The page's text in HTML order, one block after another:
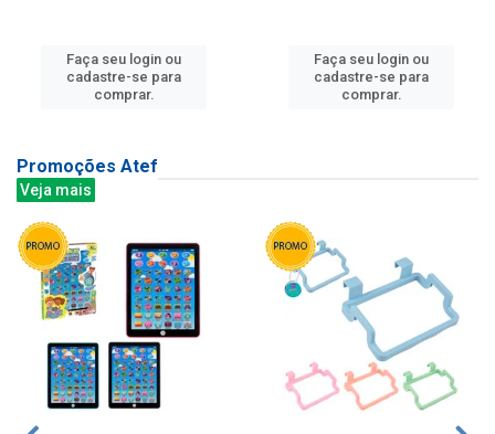
Faça seu login ou
cadastre-se para
comprar.
Faça seu login ou
cadastre-se para
comprar.
Promoções Atef
Veja mais